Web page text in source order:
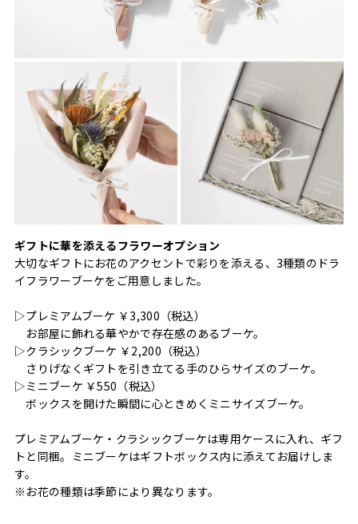
ギフトに華を添えるフラワーオプション
大切なギフトにお花のアクセントで彩りを添える、3種類のドラ
イフラワーブーケをご用意しました。
▷プレミアムブーケ ￥3,300（税込）
お部屋に飾れる華やかで存在感のあるブーケ。
▷クラシックブーケ ￥2,200（税込）
さりげなくギフトを引き立てる手のひらサイズのブーケ。
▷ミニブーケ ￥550（税込）
ボックスを開けた瞬間に心ときめくミニサイズブーケ。
プレミアムブーケ・クラシックブーケは専用ケースに入れ、ギフ
トと同梱。ミニブーケはギフトボックス内に添えてお届けしま
す。
※お花の種類は季節により異なります。